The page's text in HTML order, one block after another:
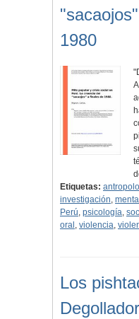
1980
Etiquetas:
investigación,
Perú, psicología,
oral , violencia,
Los